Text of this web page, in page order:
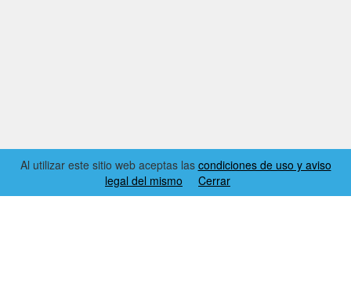
Al utilizar este sitio web aceptas las condiciones de uso y aviso
legal del mismo
Cerrar